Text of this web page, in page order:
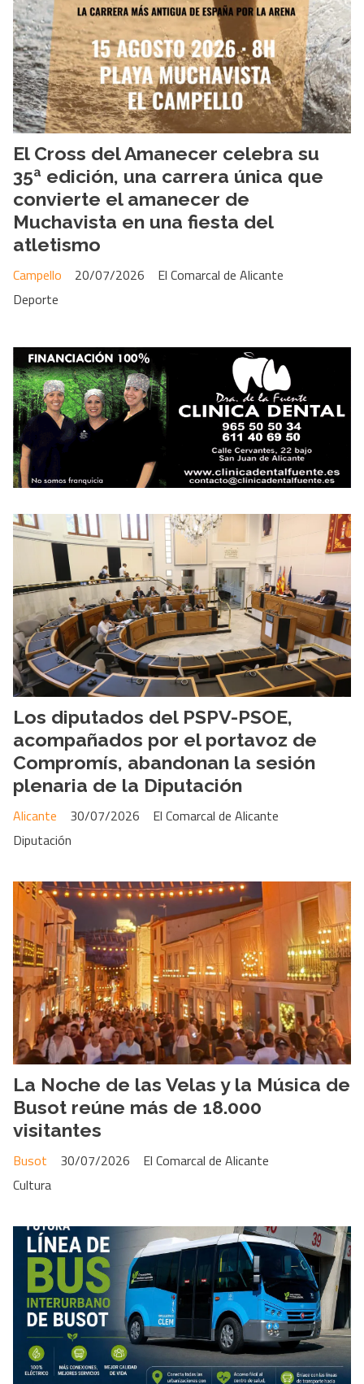
El Cross del Amanecer celebra su
35ª edición, una carrera única que
convierte el amanecer de
Muchavista en una fiesta del
atletismo
El Comarcal de Alicante
Campello
20/07/2026
Deporte
Los diputados del PSPV-PSOE,
acompañados por el portavoz de
Compromís, abandonan la sesión
plenaria de la Diputación
El Comarcal de Alicante
Alicante
30/07/2026
Diputación
La Noche de las Velas y la Música de
Busot reúne más de 18.000
visitantes
El Comarcal de Alicante
Busot
30/07/2026
Cultura